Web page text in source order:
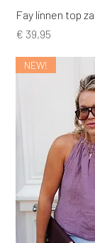
Fay linnen top
Prijs
€ 39,95
NEW!